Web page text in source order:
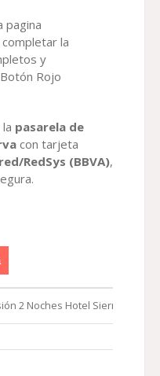
pagina
la
y
Rojo
pasarela de
con tarjeta
RedSys (BBVA),